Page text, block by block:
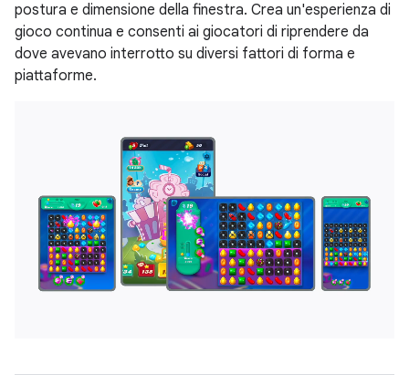
postura e dimensione della finestra. Crea un'esperienza di
gioco continua e consenti ai giocatori di riprendere da
dove avevano interrotto su diversi fattori di forma e
piattaforme.